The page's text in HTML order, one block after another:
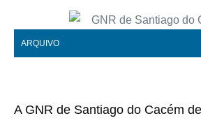
ARQUIVO
A GNR de Santiago do Cacém